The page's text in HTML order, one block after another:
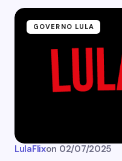
GOVERNO LULA
LulaFlixon 02/07/2025